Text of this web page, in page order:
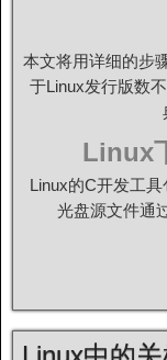
本文将用详细的步
于Linux发行版数
Linux
Linux的C开发工
光盘源文件通